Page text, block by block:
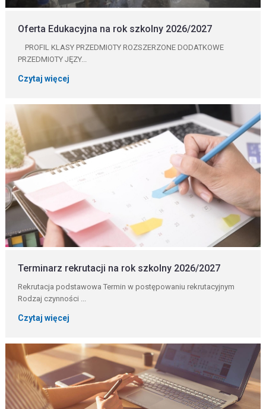
Oferta Edukacyjna na rok szkolny 2026/2027
PROFIL KLASY PRZEDMIOTY ROZSZERZONE DODATKOWE
PRZEDMIOTY JĘZY...
Czytaj więcej
Terminarz rekrutacji na rok szkolny 2026/2027
Rekrutacja podstawowa Termin w postępowaniu rekrutacyjnym
Rodzaj czynności ...
Czytaj więcej